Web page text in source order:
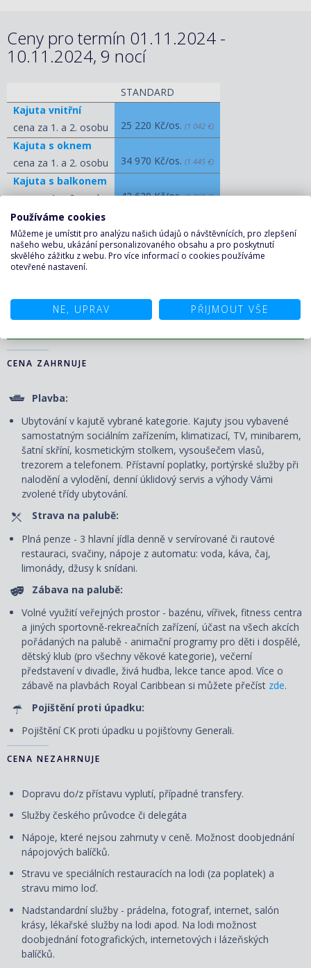
Ceny pro termín 01.11.2024 -
10.11.2024, 9 nocí
STANDARD
Kajuta vnitřní
cena za 1. a 2. osobu
25 220 Kč/os. (1 042 €)
Kajuta s oknem
cena za 1. a 2. osobu
34 970 Kč/os. (1 445 €)
Kajuta s balkonem
cena za 1. a 2. osobu
42 620 Kč/os.(1 761 €)
Apartmá
cena za 1. a 2. osobu
67 320 Kč/os.(2 782 €)
ZOBRAZIT OSTATNÍ CENY
KALKULAČKA A POPTÁVKA
PLAVBY ↑
CENA ZAHRNUJE
Plavba:
Ubytování v kajutě vybrané kategorie. Kajuty jsou vybavené
samostatným sociálním zařízením, klimatizací, TV, minibarem,
šatní skříní, kosmetickým stolkem, vysoušečem vlasů,
trezorem a telefonem. Přístavní poplatky, portýrské služby při
nalodění a vylodění, denní úklidový servis a výhody Vámi
zvolené třídy ubytování.
Strava na palubě:
Plná penze - 3 hlavní jídla denně v servírované či rautové
restauraci, svačiny, nápoje z automatu: voda, káva, čaj,
limonády, džusy k snídani.
Zábava na palubě:
Volné využití veřejných prostor - bazénu, vířivek, fitness centra
a jiných sportovně-rekreačních zařízení, účast na všech akcích
pořádaných na palubě - animační programy pro děti i dospělé,
dětský klub (pro všechny věkové kategorie), večerní
představení v divadle, živá hudba, lekce tance apod. Více o
zábavě na plavbách Royal Caribbean si můžete přečíst zde.
Pojištění proti úpadku:
Pojištění CK proti úpadku u pojišťovny Generali.
CENA NEZAHRNUJE
Dopravu do/z přístavu vyplutí, případné transfery.
Služby českého průvodce či delegáta
Nápoje, které nejsou zahrnuty v ceně. Možnost doobjednání
nápojových balíčků.
Stravu ve speciálních restauracích na lodi (za poplatek) a
stravu mimo loď.
Nadstandardní služby - prádelna, fotograf, internet, salón
krásy, lékařské služby na lodi apod. Na lodi možnost
doobjednání fotografických, internetových i lázeňských
balíčků.
Používáme cookies
Můžeme je umístit pro analýzu našich údajů o návštěvnících, pro zlepšení
našeho webu, ukázání personalizovaného obsahu a pro poskytnutí
skvělého zážitku z webu. Pro více informací o cookies používáme
otevřené nastavení.
NE, UPRAV PŘIJMOUT VŠE